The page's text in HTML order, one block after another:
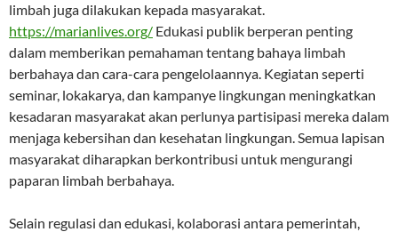
limbah juga dilakukan kepada masyarakat.
https://marianlives.org/ Edukasi publik berperan penting
dalam memberikan pemahaman tentang bahaya limbah
berbahaya dan cara-cara pengelolaannya. Kegiatan seperti
seminar, lokakarya, dan kampanye lingkungan meningkatkan
kesadaran masyarakat akan perlunya partisipasi mereka dalam
menjaga kebersihan dan kesehatan lingkungan. Semua lapisan
masyarakat diharapkan berkontribusi untuk mengurangi
paparan limbah berbahaya.
Selain regulasi dan edukasi, kolaborasi antara pemerintah,